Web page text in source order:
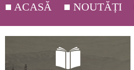
■ ACASĂ ■ NOUTĂȚI